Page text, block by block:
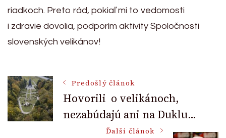
riadkoch. Preto rád, pokiaľ mi to vedomosti
i zdravie dovolia, podporím aktivity Spoločnosti
slovenských velikánov!
Post
Navigation
Predošlý článok
Hovorili o velikánoch,
nezabúdajú ani na Duklu…
Ďalší článok